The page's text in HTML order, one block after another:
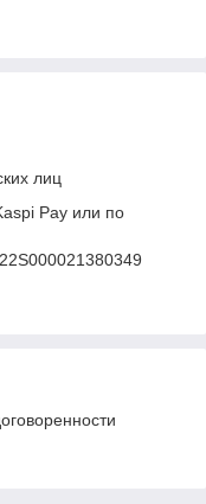
лиц
Pay или по